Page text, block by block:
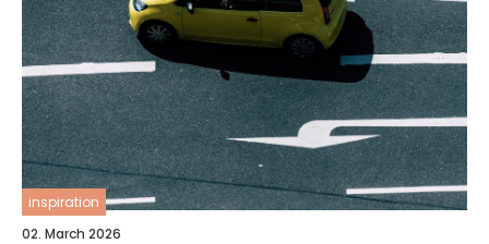
inspiration
02. March 2026